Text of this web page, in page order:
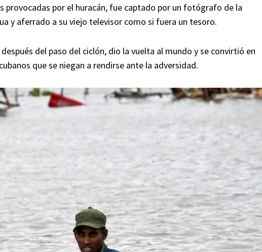
provocadas por el huracán, fue captado por un fotógrafo de la
y aferrado a su viejo televisor como si fuera un tesoro.
del paso del ciclón, dio la vuelta al mundo y se convirtió en
que se niegan a rendirse ante la adversidad.